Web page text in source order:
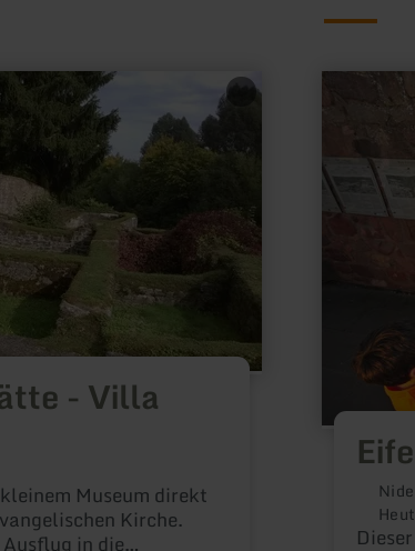
- Villa
Museum direkt
Kirche.
in die
Nideggen"